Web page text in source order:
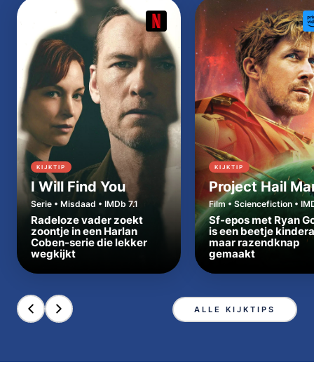
KIJKTIP
I Will Find You
Serie • Misdaad • IMDb 7.1
Radeloze vader zoekt
zoontje in een Harlan
Coben-serie die lekker
wegkijkt
KIJKTIP
Project Hail
Film • Sciencefiction •
Sf-epos met Ryan
is een beetje
maar razendknap
gemaakt
ALLE KIJKTIPS